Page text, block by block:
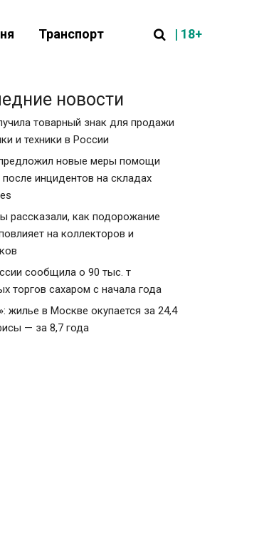
Транспорт | 18+
новости
товарный знак для продажи
и техники в России
новые меры помощи
после инцидентов на складах
рассказали, как подорожание
на коллекторов и
сообщила о 90 тыс. т
торгов сахаром с начала года
жилье в Москве окупается за 24,4
— за 8,7 года